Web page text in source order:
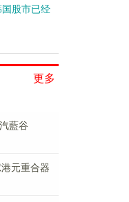
股市已经
更多
藍谷
元重合器